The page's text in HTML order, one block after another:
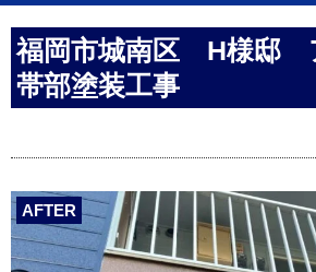
福岡市城南区 H様邸
帯部塗装工事
AFTER